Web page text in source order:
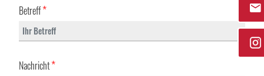
Betreff*
Nachricht*